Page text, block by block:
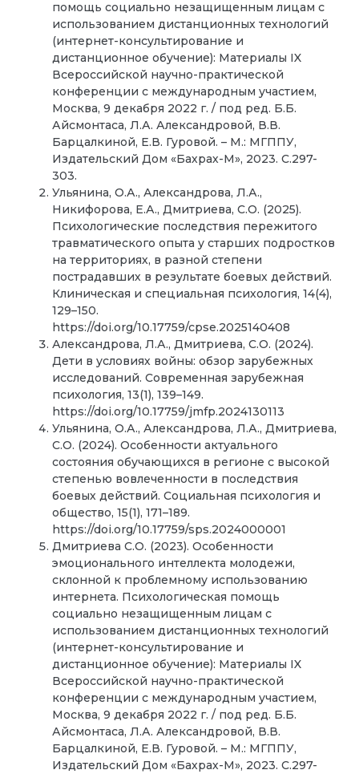
помощь социально незащищенным лицам с
использованием дистанционных технологий
(интернет-консультирование и
дистанционное обучение): Материалы IX
Всероссийской научно-практической
конференции с международным участием,
Москва, 9 декабря 2022 г. / под ред. Б.Б.
Айсмонтаса, Л.А. Александровой, В.В.
Барцалкиной, Е.В. Гуровой. – М.: МГППУ,
Издательский Дом «Бахрах-М», 2023. С.297-
303.
Ульянина, О.А., Александрова, Л.А.,
Никифорова, Е.А., Дмитриева, С.О. (2025).
Психологические последствия пережитого
травматического опыта у старших подростков
на территориях, в разной степени
пострадавших в результате боевых действий.
Клиническая и специальная психология, 14(4),
129–150.
https://doi.org/10.17759/cpse.2025140408
Александрова, Л.А., Дмитриева, С.О. (2024).
Дети в условиях войны: обзор зарубежных
исследований. Современная зарубежная
психология, 13(1), 139–149.
https://doi.org/10.17759/jmfp.2024130113
Ульянина, О.А., Александрова, Л.А., Дмитриева,
С.О. (2024). Особенности актуального
состояния обучающихся в регионе с высокой
степенью вовлеченности в последствия
боевых действий. Социальная психология и
общество, 15(1), 171–189.
https://doi.org/10.17759/sps.2024000001
Дмитриева С.О. (2023). Особенности
эмоционального интеллекта молодежи,
склонной к проблемному использованию
интернета. Психологическая помощь
социально незащищенным лицам с
использованием дистанционных технологий
(интернет-консультирование и
дистанционное обучение): Материалы IX
Всероссийской научно-практической
конференции с международным участием,
Москва, 9 декабря 2022 г. / под ред. Б.Б.
Айсмонтаса, Л.А. Александровой, В.В.
Барцалкиной, Е.В. Гуровой. – М.: МГППУ,
Издательский Дом «Бахрах-М», 2023. С.297-